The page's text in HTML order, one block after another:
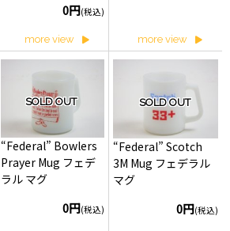
0円(税込)
more view more view
SOLD OUT
“Federal” Bowlers
Prayer Mug フェデ
ラル マグ
0円(税込)
SOLD OUT
“Federal” Scotch
3M Mug フェデラル
マグ
0円(税込)